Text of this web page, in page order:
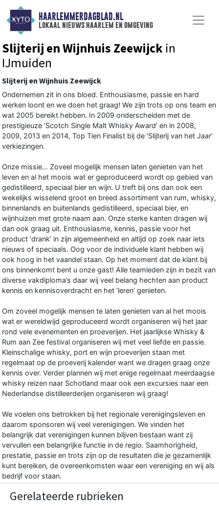
HAARLEMMERDAGBLAD.NL
lokaal nieuws haarlem en omgeving
Slijterij en Wijnhuis Zeewijck in
IJmuiden
Slijterij en Wijnhuis Zeewijck
Ondernemen zit in ons bloed. Enthousiasme, passie en hard
werken loont en we doen het graag! We zijn trots op ons team en
wat 2005 bereikt hebben. In 2009 onderscheiden met de
prestigieuze ‘Scotch Single Malt Whisky Award’ en in 2008,
2009, 2013 en 2014, Top Tien Finalist bij de ‘Slijterij van het Jaar’
verkiezingen.
Onze missie… Zoveel mogelijk mensen laten genieten van het
leven en al het moois wat er geproduceerd wordt op gebied van
gedistilleerd, speciaal bier en wijn. U treft bij ons dan ook een
wekelijks wisselend groot en breed assortiment van rum, whisky,
binnenlands en buitenlands gedistilleerd, speciaal bier, en
wijnhuizen met grote naam aan. Onze sterke kanten dragen wij
dan ook graag uit. Enthousiasme, kennis, passie voor het
product ‘drank’ in zijn algemeenheid en altijd op zoek naar iets
nieuws of speciaals. Oog voor de individuele klant hebben wij
ook hoog in het vaandel staan. Op het moment dat de klant bij
ons binnenkomt bent u onze gast! Alle teamleden zijn in bezit van
diverse vakdiploma’s daar wij veel belang hechten aan product
kennis en kennisoverdracht en het ‘leren’ genieten.
Om zoveel mogelijk mensen te laten genieten van al het moois
wat er wereldwijd geproduceerd wordt organiseren wij het jaar
rond vele evenementen en proeverijen. Het jaarlijkse Whisky &
Rum aan Zee festival organiseren wij met veel liefde en passie.
Kleinschalige whisky, port en wijn proeverijen staan met
regelmaat op de proeverij kalender want we dragen graag onze
kennis over. Verder plannen wij met enige regelmaat meerdaagse
whisky reizen naar Schotland maar ook een excursies naar een
Nederlandse distilleerderijen organiseren wij graag!
We voelen ons betrokken bij het regionale verenigingsleven en
daarom sponsoren wij veel verenigingen. We vinden het
belangrijk dat verenigingen kunnen blijven bestaan want zij
vervullen een belangrijke functie in de regio. Saamhorigheid,
prestatie, passie en trots zijn op de resultaten die je gezamenlijk
kunt bereiken, de overeenkomsten waar een vereniging en wij als
bedrijf voor staan.
Gerelateerde rubrieken